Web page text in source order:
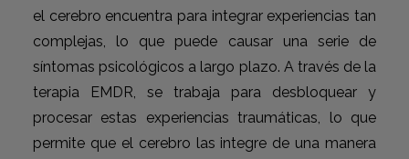
el cerebro encuentra para integrar experiencias tan
complejas, lo que puede causar una serie de
síntomas psicológicos a largo plazo. A través de la
terapia EMDR, se trabaja para desbloquear y
procesar estas experiencias traumáticas, lo que
permite que el cerebro las integre de una manera